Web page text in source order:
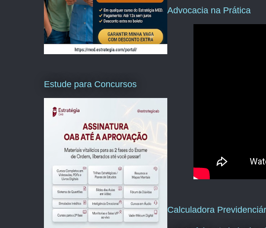
Advocacia na Prática
Calculadora
Estude para Concursos